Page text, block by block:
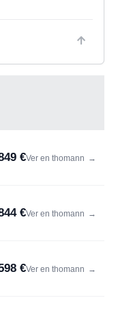
€Ver en thomann →
€Ver en thomann →
€Ver en thomann →